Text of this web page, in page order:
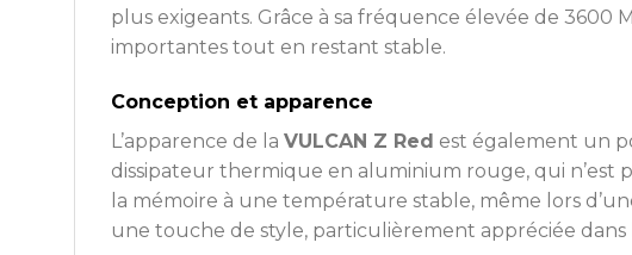
plus exigeants. Grâce à sa fréquence élevée de 3600
importantes tout en restant stable.
Conception et apparence
L’apparence de la VULCAN Z Red est également un
dissipateur thermique en aluminium rouge, qui n’est
la mémoire à une température stable, même lors
une touche de style, particulièrement appréciée